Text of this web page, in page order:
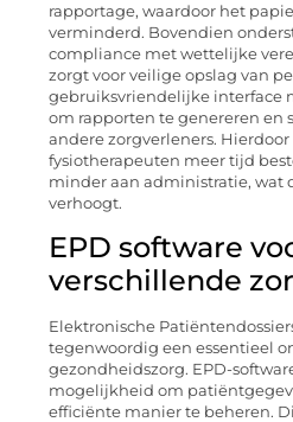
rapportage, waardoor het
verminderd. Bovendien
compliance met wettelijke
zorgt voor veilige opslag van
gebruiksvriendelijke interface
om rapporten te genereren en
andere zorgverleners.
fysiotherapeuten meer tijd
minder aan administratie, wat
verhoogt.
EPD software
verschillende
Elektronische
tegenwoordig een essentieel
gezondheidszorg. EPD-
mogelijkheid om
efficiënte manier te beheren.